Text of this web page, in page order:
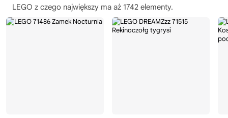
LEGO z czego największy ma aż 1742 elementy.